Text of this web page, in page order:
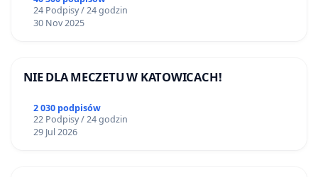
24 Podpisy / 24 godzin
30 Nov 2025
NIE DLA MECZETU W KATOWICACH!
2 030 podpisów
22 Podpisy / 24 godzin
29 Jul 2026